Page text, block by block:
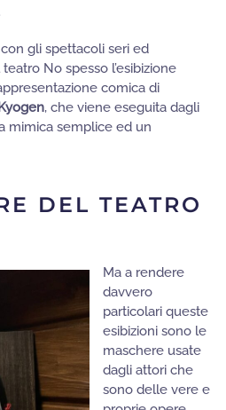
gli spettacoli seri ed
No spesso l’esibizione
comica di
, che viene eseguita dagli
mimica semplice ed un
DEL TEATRO
Ma a rendere
davvero
particolari queste
esibizioni sono le
maschere usate
dagli attori che
sono delle vere e